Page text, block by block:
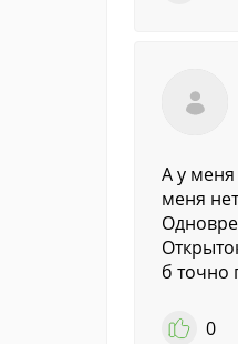
А у
меня
б точно
0